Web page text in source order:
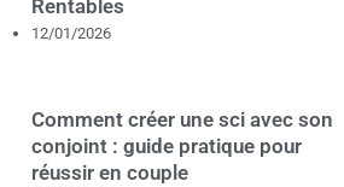
Rentables
12/01/2026
Comment créer une sci avec son
conjoint : guide pratique pour
réussir en couple